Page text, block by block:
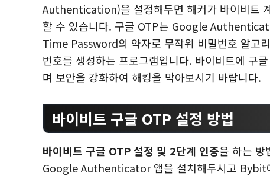
Authentication)을 설정해두면 해커가 바이비트
할 수 있습니다. 구글 OTP는 Google
Time Password의 약자로 무작위 비밀번호 알고
번호를 생성하는 프로그램입니다. 바이비트에
며 보안을 강화하여 해킹을 막아보시기 바랍니다.
바이비트 구글 OTP 설정 방법
바이비트 구글 OTP 설정 및 2단계 인증을 하는 방
Google Authenticator 앱을 설치해두시고 Bybit